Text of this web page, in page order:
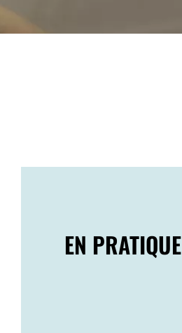
EN PRATIQUE